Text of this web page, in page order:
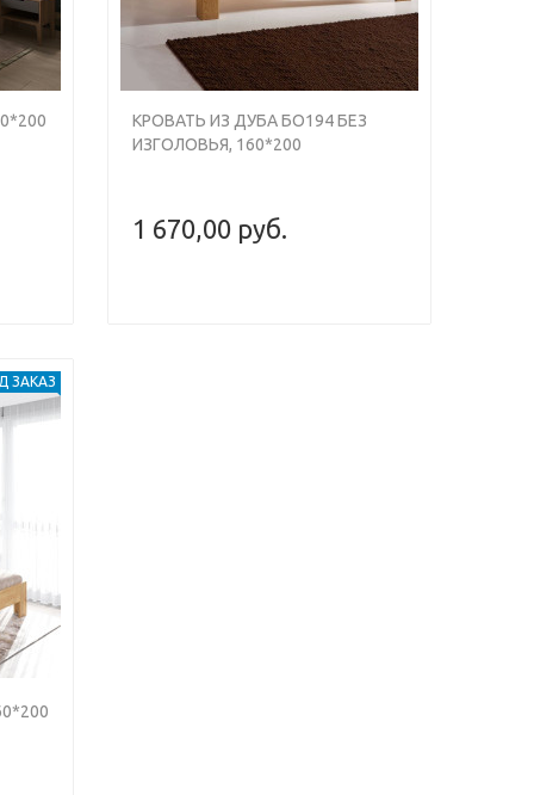
КРОВАТЬ ИЗ ДУБА БО194 БЕЗ
ИЗГОЛОВЬЯ, 160*200
1 670,00 руб.
ЗАКАЗ